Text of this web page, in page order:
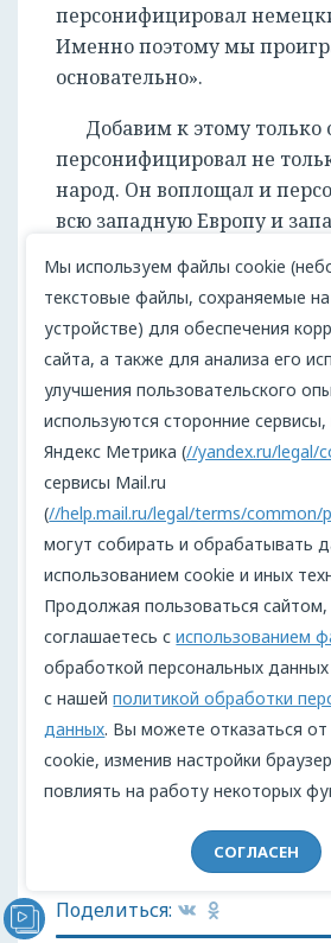
персонифицировал
Именно поэтому мы
основательно».
Добавим к этому только
персонифицировал не
народ. Он воплощал и
всю западную Европу и
сознание, совсем не
разгрома фашизма в его
годы в Европе не было ни
которая не
нацистскими принципами
фашистской партии со
После Второй мировой
фашизма европейское
стало лишь осторожней в
политических заявлениях.
Эриха Керна, которое
игрой, навсегда ушло. Ему
пришли два новых
исключающих для себя
встать на те же грабли.
1. Эрих Керн. Пляска
Воспоминания
1941–1945 // М.,
Редакционное бюро
Поделиться:
Видеообращение директора Проекта
Перовой (Войкиной)
Мы используем файлы cookie
текстовые файлы, сохраняемые
устройстве) для обеспечения
сайта, а также для анализа его
улучшения пользовательского
используются сторонние
Яндекс Метрика (//yandex.ru/legal/
сервисы Mail.ru
(//help.mail.ru/legal/terms/common/
могут собирать и обрабатывать
использованием cookie и иных
Продолжая пользоваться
соглашаетесь сиспользованием
обработкой персональных
с нашейполитикой обработки
данных. Вы можете отказаться от
cookie, изменив настройки
повлиять на работу некоторых
СОГЛАСЕН